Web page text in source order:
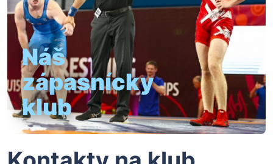
Náš
zápasnícky
klub